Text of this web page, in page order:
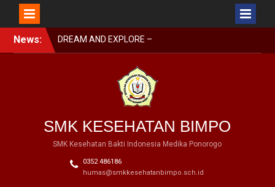
News:
SMK BIMPO DI SMK
SWASTA FESTIVAL 2023
SMK BIMPO DI LOMBA
GERAK JALAN GARAPAN
DREAM AND EXPLORE –
MPLS BIMPO 2023
SMK KESEHATAN BIMPO
SMK Kesehatan Bakti Indonesia Medika Ponorogo
0352 486186
humas@smkkesehatanbimpo.sch.id